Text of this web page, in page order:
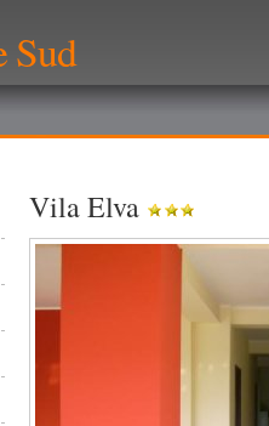
Sud
Vila Elva